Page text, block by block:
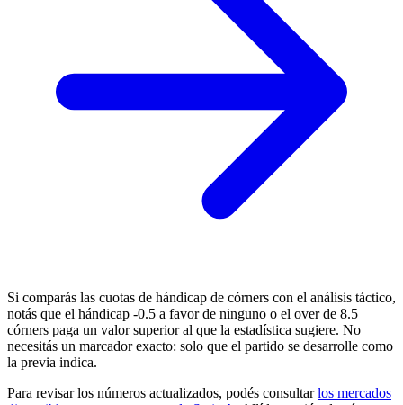
Si comparás las cuotas de hándicap de córners con el análisis táctico,
notás que el hándicap -0.5 a favor de ninguno o el over de 8.5
córners paga un valor superior al que la estadística sugiere. No
necesitás un marcador exacto: solo que el partido se desarrolle como
la previa indica.
Para revisar los números actualizados, podés consultarlos mercados